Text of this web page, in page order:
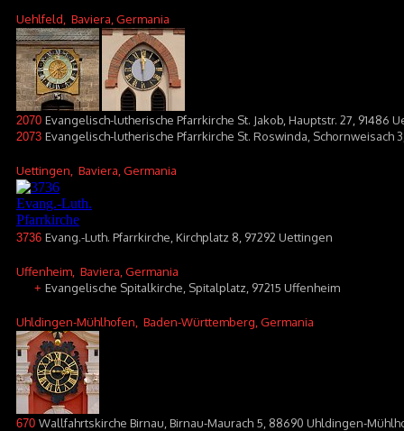
Uehlfeld , Baviera, Germania
2070 Evangelisch-lutherische Pfarrkirche St. Jakob, Hauptstr. 27, 91486
2073 Evangelisch-lutherische Pfarrkirche St. Roswinda, Schornweisach
Uettingen , Baviera, Germania
3736 Evang.-Luth. Pfarrkirche, Kirchplatz 8, 97292 Uettingen
Uffenheim , Baviera, Germania
+ Evangelische Spitalkirche, Spitalplatz, 97215 Uffenheim
Uhldingen-Mühlhofen , Baden-Württemberg, Germania
670 Wallfahrtskirche Birnau, Birnau-Maurach 5, 88690 Uhldingen-